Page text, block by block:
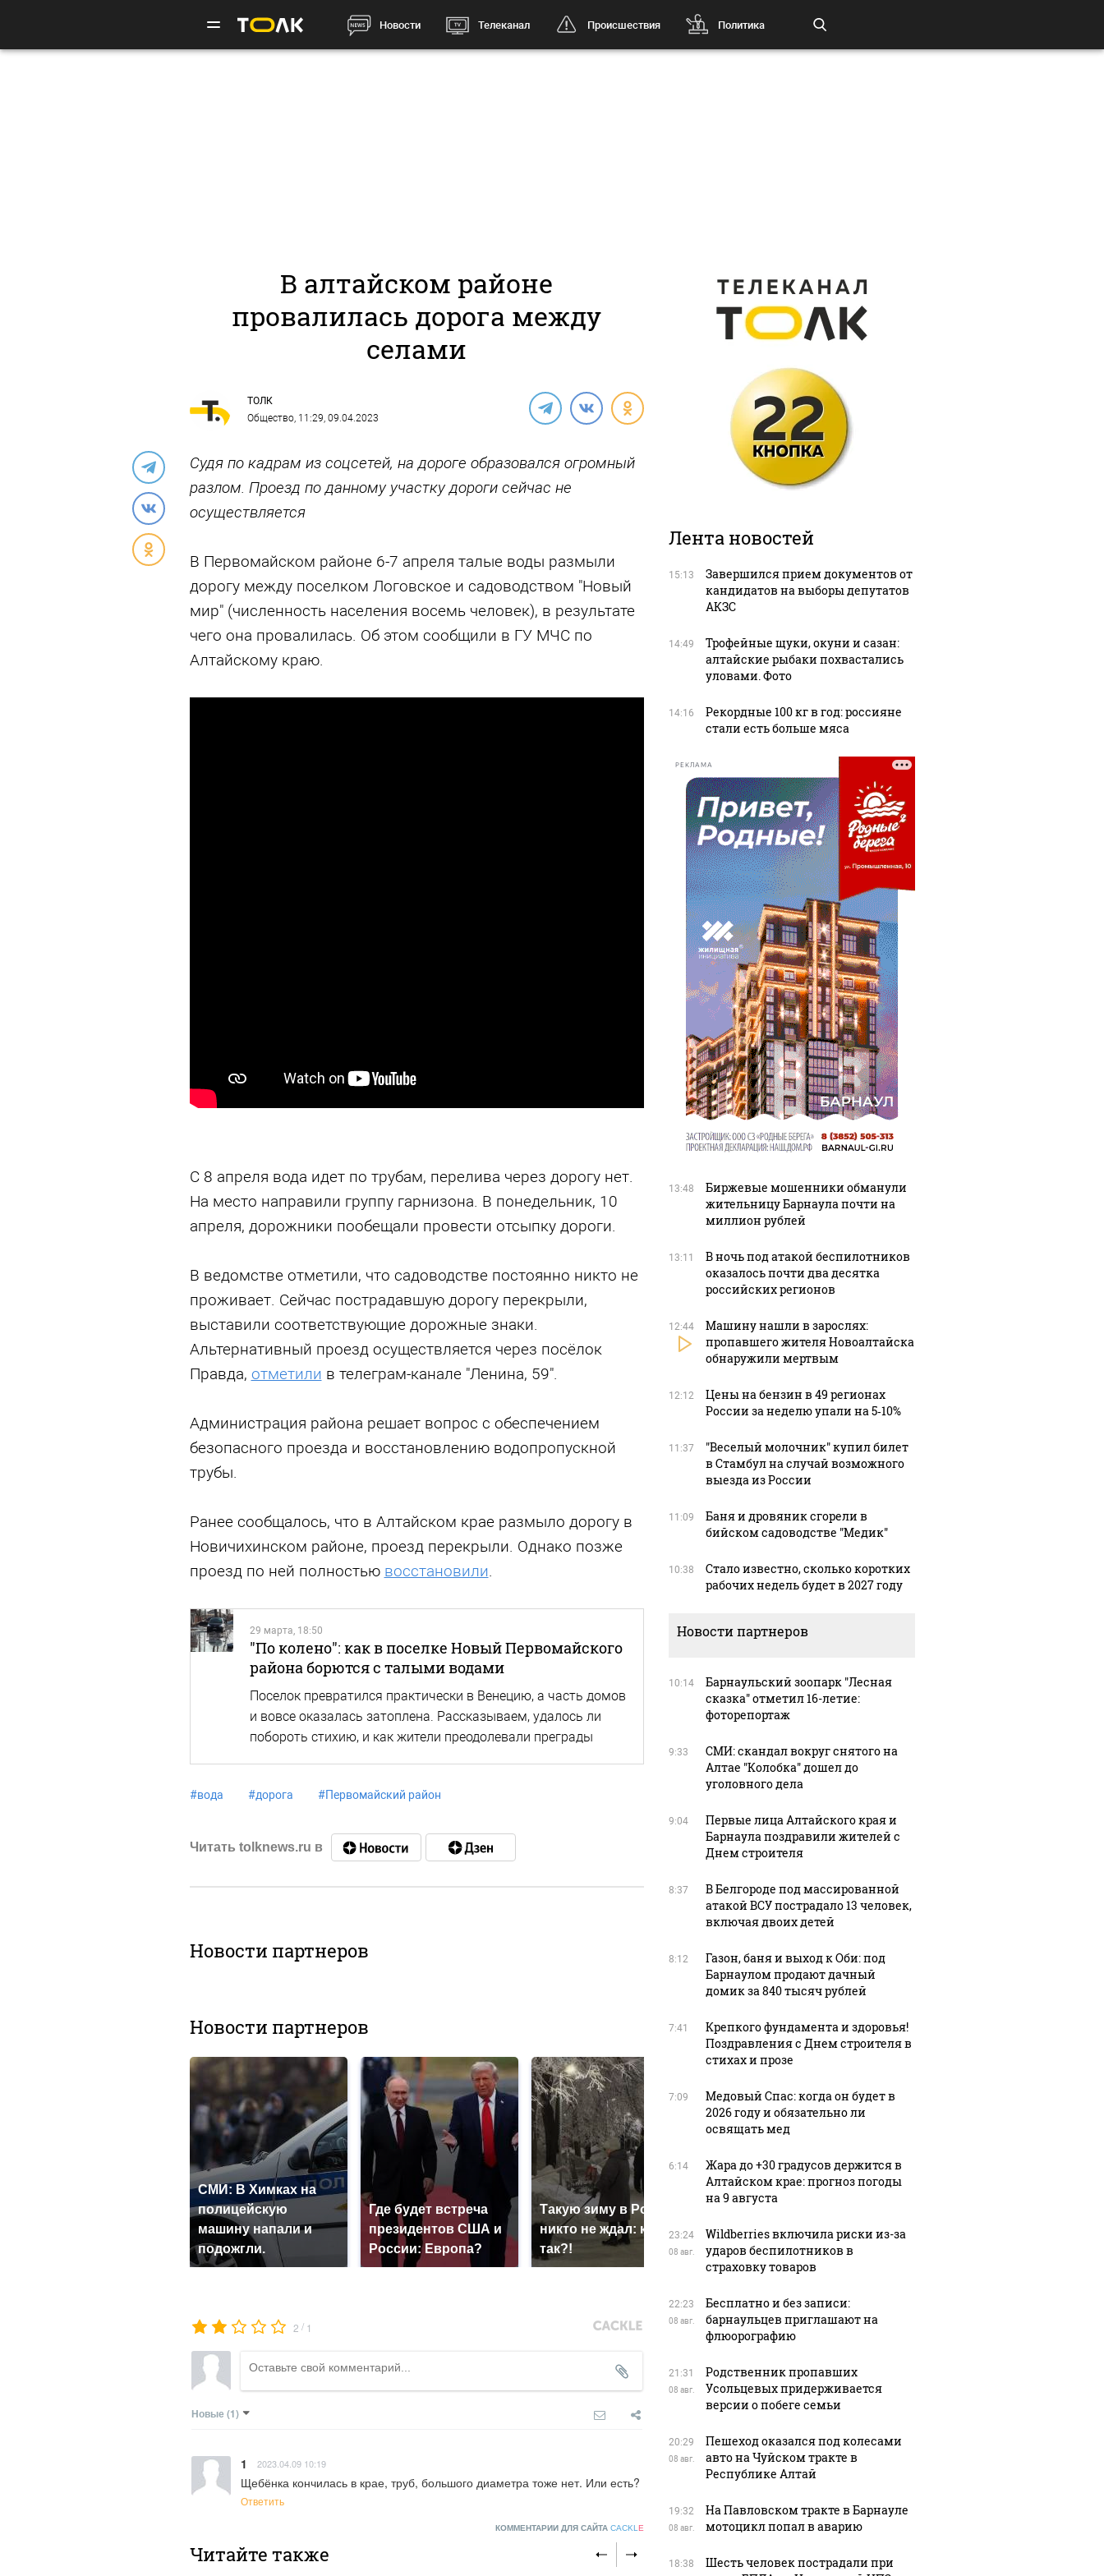
Новости Телеканал Происшествия Политика
В алтайском районе
провалилась дорога между
селами
ТОЛК
Общество, 11:29, 09.04.2023
Судя по кадрам из соцсетей, на дороге образовался огромный
разлом. Проезд по данному участку дороги сейчас не
осуществляется
В Первомайском районе 6-7 апреля талые воды размыли
дорогу между поселком Логовское и садоводством "Новый
мир" (численность населения восемь человек), в результате
чего она провалилась. Об этом сообщили в ГУ МЧС по
Алтайскому краю.
С 8 апреля вода идет по трубам, перелива через дорогу нет.
На место направили группу гарнизона. В понедельник, 10
апреля, дорожники пообещали провести отсыпку дороги.
В ведомстве отметили, что садоводстве постоянно никто не
проживает. Сейчас пострадавшую дорогу перекрыли,
выставили соответствующие дорожные знаки.
Альтернативный проезд осуществляется через посёлок
Правда, отметили в телеграм-канале "Ленина, 59".
Администрация района решает вопрос с обеспечением
безопасного проезда и восстановлению водопропускной
трубы.
Ранее сообщалось, что в Алтайском крае размыло дорогу в
Новичихинском районе, проезд перекрыли. Однако позже
проезд по ней полностью восстановили.
29 марта, 18:50
"По колено": как в поселке Новый Первомайского
района борются с талыми водами
Поселок превратился практически в Венецию, а часть домов
и вовсе оказалась затоплена. Рассказываем, удалось ли
побороть стихию, и как жители преодолевали преграды
#вода #дорога #Первомайский район
Читать tolknews.ru в
Новости партнеров
Новости партнеров
СМИ: В Химках на
полицейскую
машину напали и
подожгли.
Где будет встреча
президентов США и
России: Европа?
Такую зиму в России
никто не ждал: как
так?!
На Урале из казны
были украдены 18
миллионов рублей
крушение вертолета на
2 / 1
Новые (1)
1 2023.04.09 10:19
Щебёнка кончилась в крае, труб, большого диаметра тоже нет. Или есть?
Ответить
КОММЕНТАРИИ ДЛЯ САЙТА CACKL E
Читайте также
Лента новостей
15:13
Завершился прием документов от
кандидатов на выборы депутатов
АКЗС
14:49
Трофейные щуки, окуни и сазан:
алтайские рыбаки похвастались
уловами. Фото
14:16
Рекордные 100 кг в год: россияне
стали есть больше мяса
РЕКЛАМА
13:48
Биржевые мошенники обманули
жительницу Барнаула почти на
миллион рублей
13:11
В ночь под атакой беспилотников
оказалось почти два десятка
российских регионов
12:44
Машину нашли в зарослях:
пропавшего жителя Новоалтайска
обнаружили мертвым
12:12
Цены на бензин в 49 регионах
России за неделю упали на 5‑10%
11:37
"Веселый молочник" купил билет
в Стамбул на случай возможного
выезда из России
11:09
Баня и дровяник сгорели в
бийском садоводстве "Медик"
10:38
Стало известно, сколько коротких
рабочих недель будет в 2027 году
Новости партнеров
10:14
Барнаульский зоопарк "Лесная
сказка" отметил 16-летие:
фоторепортаж
9:33
СМИ: скандал вокруг снятого на
Алтае "Колобка" дошел до
уголовного дела
9:04
Первые лица Алтайского края и
Барнаула поздравили жителей с
Днем строителя
8:37
В Белгороде под массированной
атакой ВСУ пострадало 13 человек,
включая двоих детей
8:12
Газон, баня и выход к Оби: под
Барнаулом продают дачный
домик за 840 тысяч рублей
7:41
Крепкого фундамента и здоровья!
Поздравления с Днем строителя в
стихах и прозе
7:09
Медовый Спас: когда он будет в
2026 году и обязательно ли
освящать мед
6:14
Жара до +30 градусов держится в
Алтайском крае: прогноз погоды
на 9 августа
23:24
08 авг.
Wildberries включила риски из-за
ударов беспилотников в
страховку товаров
22:23
08 авг.
Бесплатно и без записи:
барнаульцев приглашают на
флюорографию
21:31
08 авг.
Родственник пропавших
Усольцевых придерживается
версии о побеге семьи
20:29
08 авг.
Пешеход оказался под колесами
авто на Чуйском тракте в
Республике Алтай
19:32
08 авг.
На Павловском тракте в Барнауле
мотоцикл попал в аварию
18:38
Шесть человек пострадали при